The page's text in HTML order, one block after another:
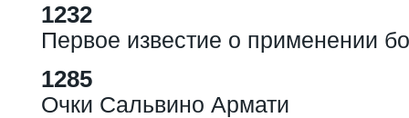
1232
Первое известие о применении
1285
Очки Сальвино Армати